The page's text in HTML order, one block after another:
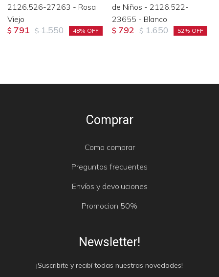
2126.526-27263 - Rosa
Viejo
$ 791 $ 1.550 48
de Niños - 2126.522-
23655 - Blanco
$ 792 $ 1.650 52
Comprar
Como comprar
Preguntas frecuentes
Envíos y devoluciones
Promocion 50%
Newsletter!
¡Suscribite y recibí todas nuestras novedades!